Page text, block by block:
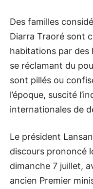
Des familles
Diarra Traoré sont
habitations par des
se réclamant du
sont pillés ou
l’époque, suscité
internationales de
Le président
discours prononcé
dimanche 7 juillet,
ancien Premier